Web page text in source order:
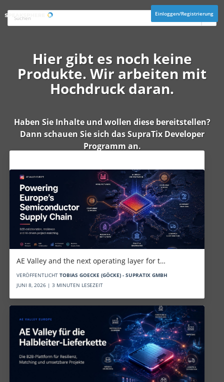
Einloggen/Registrierung
Hier gibt es noch keine
Produkte. Wir arbeiten mit
Hochdruck daran.
Haben Sie Inhalte und wollen diese bereitstellen?
Dann schauen Sie sich dasSupraTix Developer
Programm an.
AE Valley and the next operating layer for t…
VERÖFFENTLICHT TOBIAS GOECKE (GÖCKE) - SUPRATIX GMBH
JUNI 8, 2026 | 3 MINUTEN LESEZEIT